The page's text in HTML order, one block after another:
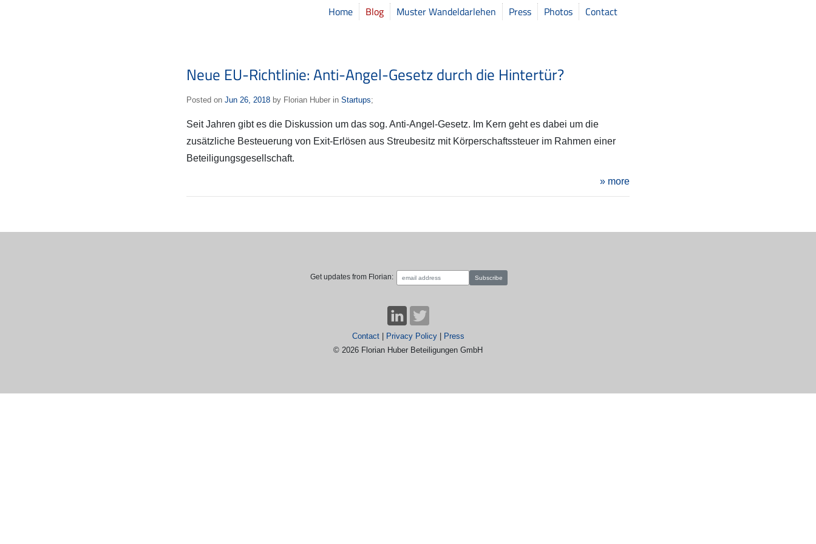
Home Blog Muster Wandeldarlehen Press Photos Contact
Neue EU-Richtlinie: Anti-Angel-Gesetz durch die Hintertür?
Posted on Jun 26, 2018 by Florian Huber in Startups;
Seit Jahren gibt es die Diskussion um das sog. Anti-Angel-Gesetz. Im Kern geht es dabei um die
zusätzliche Besteuerung von Exit-Erlösen aus Streubesitz mit Körperschaftssteuer im Rahmen einer
Beteiligungsgesellschaft.
» more
Get updates from Florian:
Contact| Privacy Policy| Press
© 2026 Florian Huber Beteiligungen GmbH